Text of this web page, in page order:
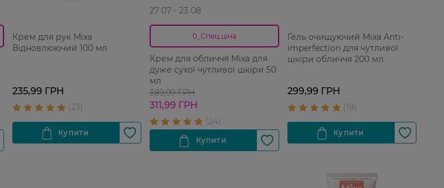
Крем для рук Mixa
Відновлюючий 100 мл
235,99 ГРН
27 07 - 23 08
0_Спец.ціна
Крем для обличчя Mixa для
дуже сухої чутливої шкіри 50
мл
389,99 ГРН
311,99 ГРН
Гель очищуючий Mixa Anti-
imperfection для чутливої
шкіри обличчя 200 мл
299,99 ГРН